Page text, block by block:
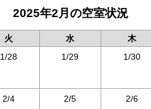
2025年2月の空室状況
火 水 木
1/28 1/29 1/30
2/4 2/5 2/6